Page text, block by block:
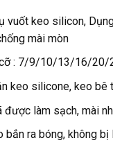
vuốt keo silicon,
mài mòn
cỡ : 7/9/10/13/16/20/
keo silicone, keo bê
làm sạch, mài
bắn ra bóng, không bị